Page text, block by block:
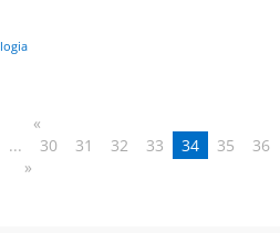
«
... 30 31 32 33 34 35
36
»